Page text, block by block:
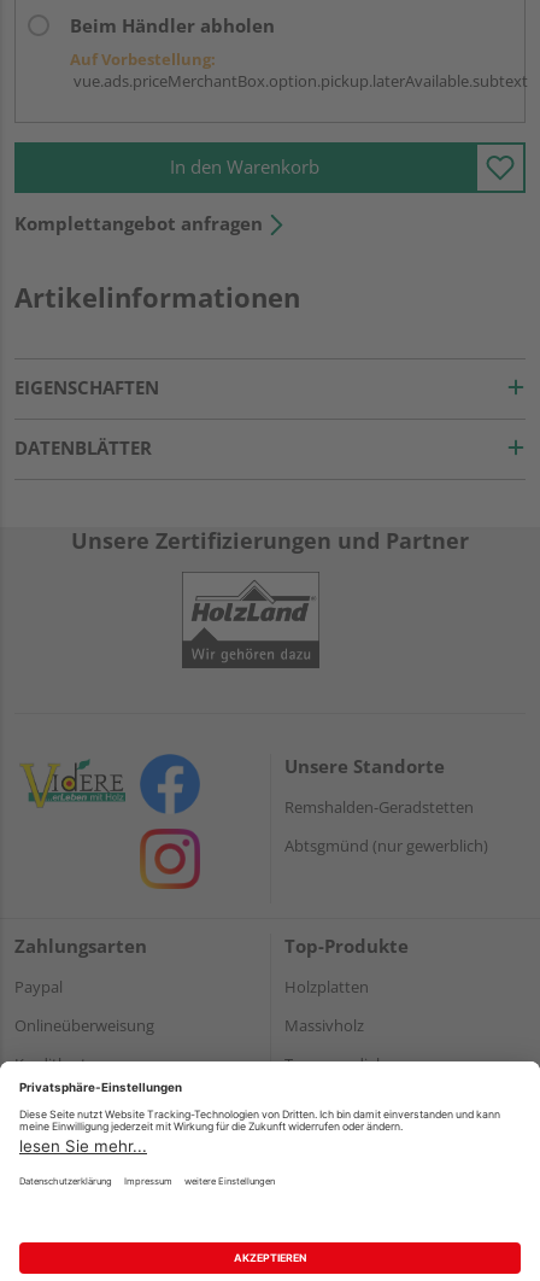
Beim Händler abholen
Auf Vorbestellung:
vue.ads.priceMerchantBox.option.pickup.laterAvailable.subtext
In den Warenkorb
Komplettangebot anfragen
Artikelinformationen
EIGENSCHAFTEN
DATENBLÄTTER
Unsere Zertifizierungen und Partner
Unsere Standorte
Remshalden-Geradstetten
Abtsgmünd (nur gewerblich)
Zahlungsarten
Paypal
Onlineüberweisung
Kreditkarte
*Bonität vorausgesetzt
Top-Produkte
Holzplatten
Massivholz
Terrassendielen
Impressum Datenschutz AGB
Barrierefreiheitserklärung